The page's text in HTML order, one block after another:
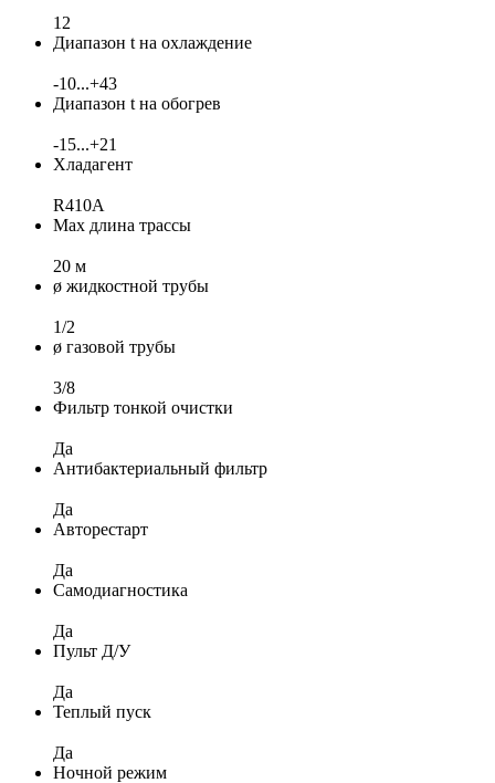
12
Диапазон t на охлаждение
-10...+43
Диапазон t на обогрев
-15...+21
Хладагент
R410A
Max длина трассы
20 м
ø жидкостной трубы
1/2
ø газовой трубы
3/8
Фильтр тонкой очистки
Да
Антибактериальный фильтр
Да
Авторестарт
Да
Самодиагностика
Да
Пульт Д/У
Да
Теплый пуск
Да
Ночной режим